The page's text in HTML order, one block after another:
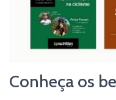
Conheça os